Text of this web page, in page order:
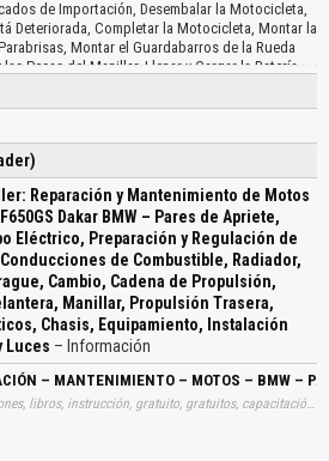
Reparación y Mantenimiento de Motos
Dakar BMW – Pares de Apriete,
Eléctrico, Preparación y Regulación de
de Combustible, Radiador,
Cambio, Cadena de Propulsión,
Manillar, Propulsión Trasera,
Chasis, Equipamiento, Instalación
Luces – Información
– MANTENIMIENTO – MOTOS – BMW –
Tags: manual, manuales, instrucciones, libros, instrucción, gratuito, gratuitos, capacitación, entrenamiento, capacitaciones, información, datos, gratis, descargar, talleres, reparaciones, mantenimientos, mantención, mantenciones, bmws, aprietes, inspecciones, motores, eléctricos, electricos, eléctricas, regulaciones, combustibles, depósitos, depositos, radiadores, escapes, embragues, propulsiones, horquillas, ruedas, delanteras, propulsiones, frenados, neumaticos, instalaciones, descargas, automotrices